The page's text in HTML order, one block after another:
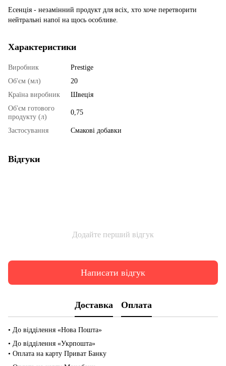
Есенція - незамінний продукт для всіх, хто хоче перетворити
нейтральні напої на щось особливе.
Характеристики
Виробник
Prestige
Об'єм (мл)
20
Країна виробник
Швеція
Об'єм готового
продукту (л)
0,75
Застосування Смакові добавки
Відгуки
Додайте перший відгук
Написати відгук
Доставка Оплата
• До відділення «Нова Пошта»
• До відділення «Укрпошта»
• Оплата на карту Приват Банку